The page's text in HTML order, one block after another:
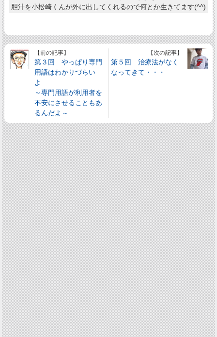
胆汁を小松崎くんが外に出してくれるので何とか生きてます(^^)
【前の記事】
第３回 やっぱり専門
用語はわかりづらい
よ
～専門用語が利用者を
不安にさせることもあ
るんだよ～
【次の記事】
第５回 治療法がなく
なってきて・・・